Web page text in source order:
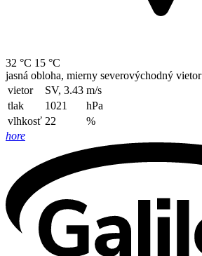
32 °C 15 °C
jasná obloha, mierny severovýchodný vietor
vietor
SV, 3.43 m/s
tlak
1021
hPa
vlhkosť 22
%
hore